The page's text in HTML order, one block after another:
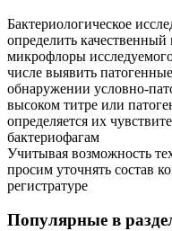
Бактериологическое
определить
микрофлоры
числе выявить
обнаружении условно-
высоком титре или
определяется их
бактериофагам
Учитывая возможность
просим уточнять состав
регистратуре
Популярные в